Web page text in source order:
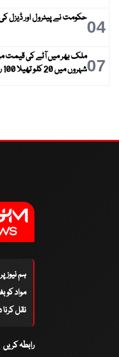
04حکومت نے پیٹرول اور ڈیزل
07ملک بھر میں آٹے کی قیمت
شہروں میں 20 کلو تھیلا 100 روپے تک مہنگا
ہم نیوز
مواد
نقل
رابطہ کریں